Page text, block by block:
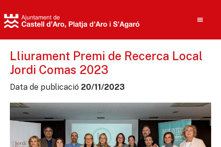
Lliurament Premi de Recerca Local
Jordi Comas 2023
Data de publicació 20/11/2023